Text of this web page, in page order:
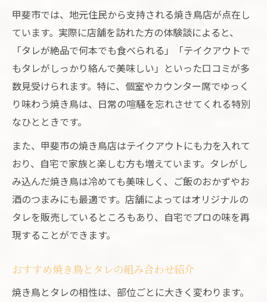
甲斐市では、地元住民から支持される焼き鳥店が点在し
ています。実際に店舗を訪れた方の体験談によると、
「タレが絶品で何本でも食べられる」「テイクアウトで
もタレがしっかり絡んで美味しい」といった口コミが多
数見受けられます。特に、個室やカウンター席でゆっく
り味わう焼き鳥は、日常の喧騒を忘れさせてくれる特別
なひとときです。
また、甲斐市の焼き鳥店はテイクアウトにも力を入れて
おり、自宅で家族と楽しむ方も増えています。タレがし
み込んだ焼き鳥は冷めても美味しく、ご飯のおかずやお
酒のつまみにも最適です。店舗によってはオリジナルの
タレを販売しているところもあり、自宅でプロの味を再
現することができます。
おすすめ焼き鳥とタレの組み合わせ紹介
焼き鳥とタレの相性は、部位ごとに大きく変わります。